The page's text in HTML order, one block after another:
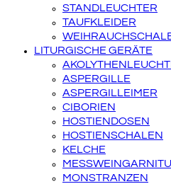
STANDLEUCHTER
TAUFKLEIDER
LITURGISCHE GERÄTE
ASPERGILLE
ASPERGILLEIMER
CIBORIEN
HOSTIENDOSEN
HOSTIENSCHALEN
KELCHE
MONSTRANZEN